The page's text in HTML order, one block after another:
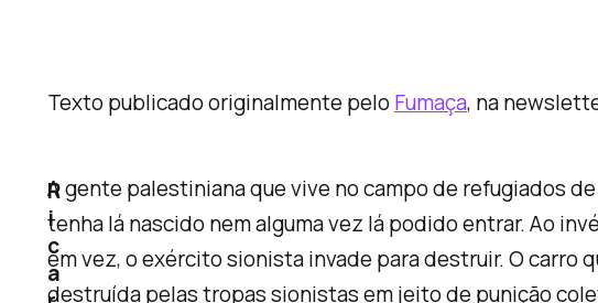
Texto publicado originalmente peloFumaça, na
A gente palestiniana que vive no campo de refugiados
tenha lá nascido nem alguma vez lá podido entrar. Ao
em vez, o exército sionista invade para destruir. O carro
destruída pelas tropas sionistas em jeito de punição
R
i
c
a